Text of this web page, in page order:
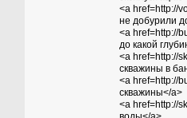
<a href=http://
не добурили
<a href=http://
до какой
<a href=http://
скважины в
<a href=http://
скважины</a>
<a href=http://